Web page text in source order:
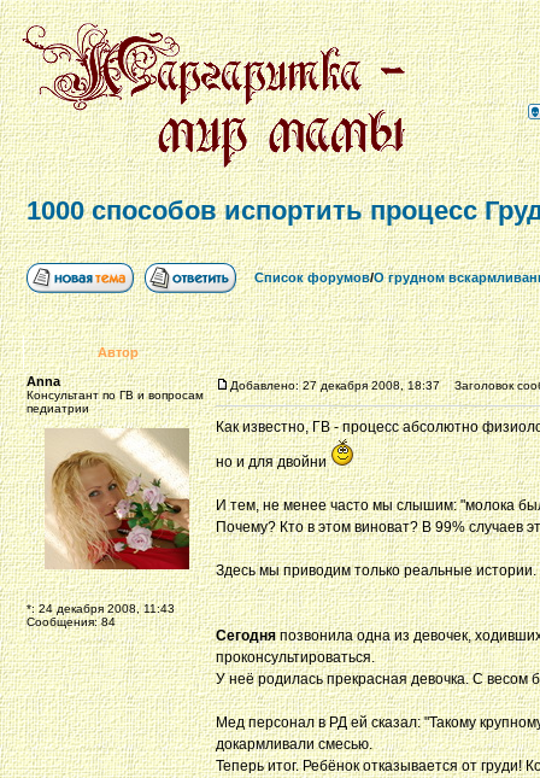
1000 способов испортить процесс
Список форумов/О грудном
Автор
Anna
Консультант по ГВ и вопросам
педиатрии
*: 24 декабря 2008, 11:43
Сообщения: 84
Добавлено: 27 декабря 2008, 18:37 Заголовок
Как известно, ГВ - процесс абсолютно
но и для двойни
И тем, не менее часто мы слышим: "молока
Почему? Кто в этом виноват? В 99% случаев
Здесь мы приводим только реальные
Сегодняпозвонила одна из девочек,
проконсультироваться.
У неё родилась прекрасная девочка. С весом
Мед персонал в РД ей сказал: "Такому
докармливали смесью.
Теперь итог. Ребёнок отказывается от груди!